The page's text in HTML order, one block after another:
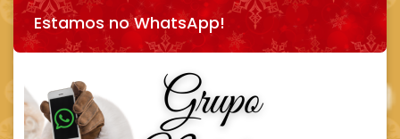
Estamos no WhatsApp!